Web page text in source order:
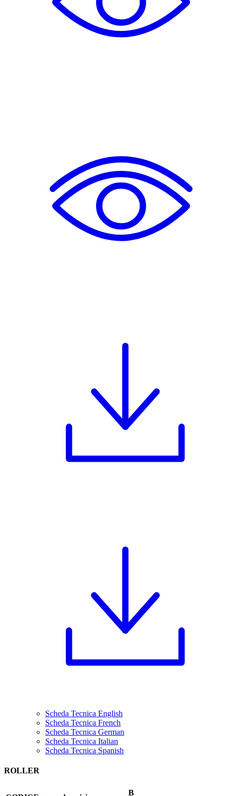
Scheda Tecnica English
Scheda Tecnica French
Scheda Tecnica German
Scheda Tecnica Italian
Scheda Tecnica Spanish
ROLLER
B